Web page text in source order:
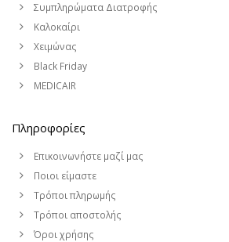
Συμπληρώματα Διατροφής
Καλοκαίρι
Χειμώνας
Black Friday
MEDICAIR
Πληροφορίες
Επικοινωνήστε μαζί μας
Ποιοι είμαστε
Τρόποι πληρωμής
Τρόποι αποστολής
Όροι χρήσης